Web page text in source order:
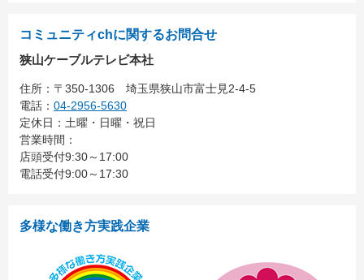
コミュニティchに関するお問合せ
狭山ケーブルテレビ本社
住所： 〒350-1306 埼玉県狭山市富士見2-4-5
電話： 04-2956-5630
定休日：土曜・日曜・祝日
営業時間：
店頭受付9:30～17:00
電話受付9:00～17:30
多様な働き方実践企業